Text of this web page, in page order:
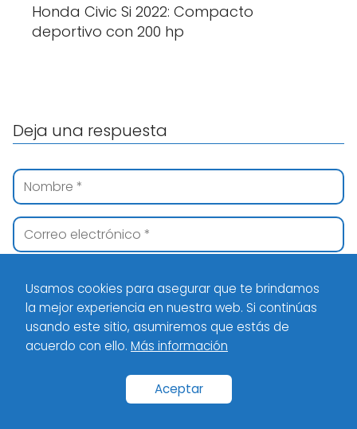
Honda Civic Si 2022: Compacto
deportivo con 200 hp
Deja una respuesta
Usamos cookies para asegurar que te brindamos
la mejor experiencia en nuestra web. Si continúas
usando este sitio, asumiremos que estás de
acuerdo con ello. Más información
Aceptar